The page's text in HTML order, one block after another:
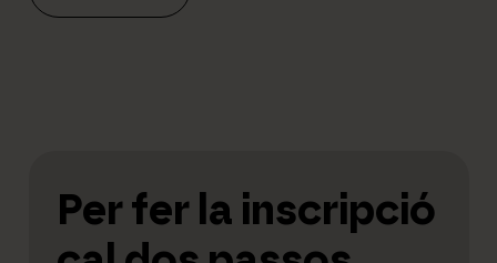
E
g
Per fer la inscripció